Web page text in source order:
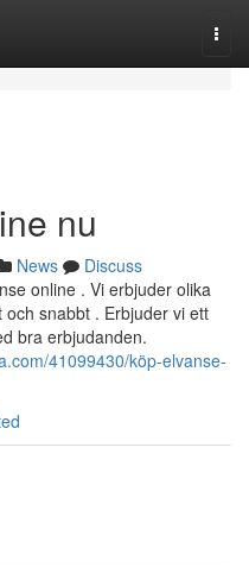
nu
News
Discuss
online . Vi erbjuder olika
snabbt . Erbjuder vi ett
bra erbjudanden.
41099430/köp-elvanse-